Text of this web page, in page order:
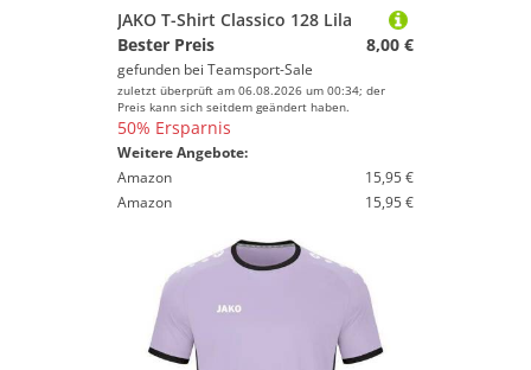
JAKO T-Shirt Classico 128 Lila
Bester Preis
8,00 €
gefunden bei Teamsport-Sale
zuletzt überprüft am 06.08.2026 um 00:34; der
Preis kann sich seitdem geändert haben.
50% Ersparnis
Weitere Angebote:
Amazon
15,95 €
Amazon
15,95 €